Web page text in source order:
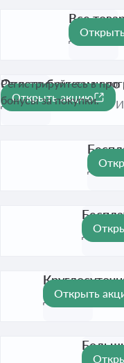
Все
До 1 сент.
-50%
Оплата бонусами
До 1 сент. 2026
Регистрируйтесь в
бонусы за покупки.
Открыть акцию
До 1
До 1
До 1 сент. 2026
Открыть